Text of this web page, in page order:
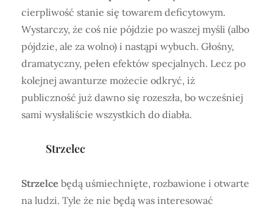
cierpliwość stanie się towarem deficytowym.
Wystarczy, że coś nie pójdzie po waszej myśli (albo
pójdzie, ale za wolno) i nastąpi wybuch. Głośny,
dramatyczny, pełen efektów specjalnych. Lecz po
kolejnej awanturze możecie odkryć, iż
publiczność już dawno się rozeszła, bo wcześniej
sami wysłaliście wszystkich do diabła.
Strzelec
Strzelce będą uśmiechnięte, rozbawione i otwarte
na ludzi. Tyle że nie będą was interesować